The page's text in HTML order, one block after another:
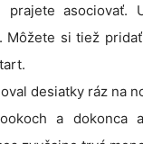
asociovať.
Môžete si tiež
desiatky ráz na
a dokonca